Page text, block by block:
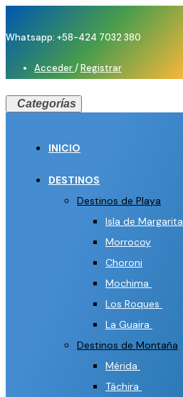
Whatsapp: +58-424 7032 380
Acceder/Registrar
Categorías
INICIO
DESTINOS
Destinos de Playa
Isla de Margarita
Morrocoy
Choroni
Mochima
Los Roques
La Guaira
Destinos de Montaña
Mérida
Táchira